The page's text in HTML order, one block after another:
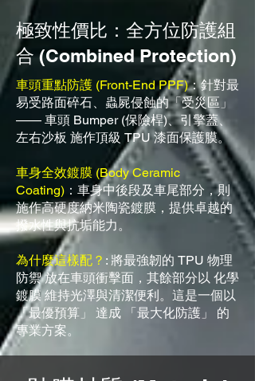
極致性價比：全方位防護組
合 (Combined Protection)
車頭重點防護 (Front-End PPF)：針對最
易受路面碎石、蟲屍侵蝕的「受災區」
—— 車頭 Bumper (保險桿)、引擎蓋、
左右沙板 施作頂級 TPU 漆面保護膜。
車身全效鍍膜 (Body Ceramic
Coating) ：車身中後段及車尾部分，則
施作高硬度納米陶瓷鍍膜，提供卓越的
撥水性與抗垢能力。
為什麼這樣配？ : 將最強韌的 TPU 物理
防禦 放在車頭衝擊面，其餘部分以 化學
鍍膜 維持光澤與清潔便利。這是一個以
「最優預算」 達成 「最大化防護」 的
專業方案。